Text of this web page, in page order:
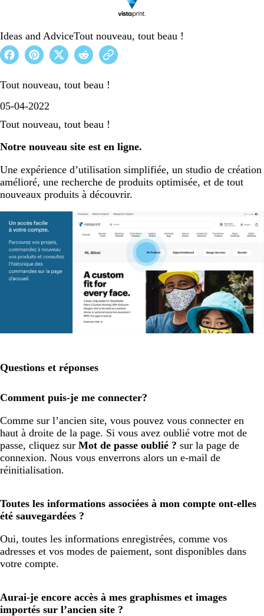
Ideas and AdviceTout nouveau, tout beau !
Tout nouveau, tout beau !
05-04-2022
Tout nouveau, tout beau !
Notre nouveau site est en ligne.
Une expérience d’utilisation simplifiée, un studio de création
amélioré, une recherche de produits optimisée, et de tout
nouveaux produits à découvrir.
Questions et réponses
Comment puis-je me connecter?
Comme sur l’ancien site, vous pouvez vous connecter en
haut à droite de la page. Si vous avez oublié votre mot de
passe, cliquez sur Mot de passe oublié ? sur la page de
connexion. Nous vous enverrons alors un e-mail de
réinitialisation.
Toutes les informations associées à mon compte ont-elles
été sauvegardées ?
Oui, toutes les informations enregistrées, comme vos
adresses et vos modes de paiement, sont disponibles dans
votre compte.
Aurai-je encore accès à mes graphismes et images
importés sur l’ancien site ?